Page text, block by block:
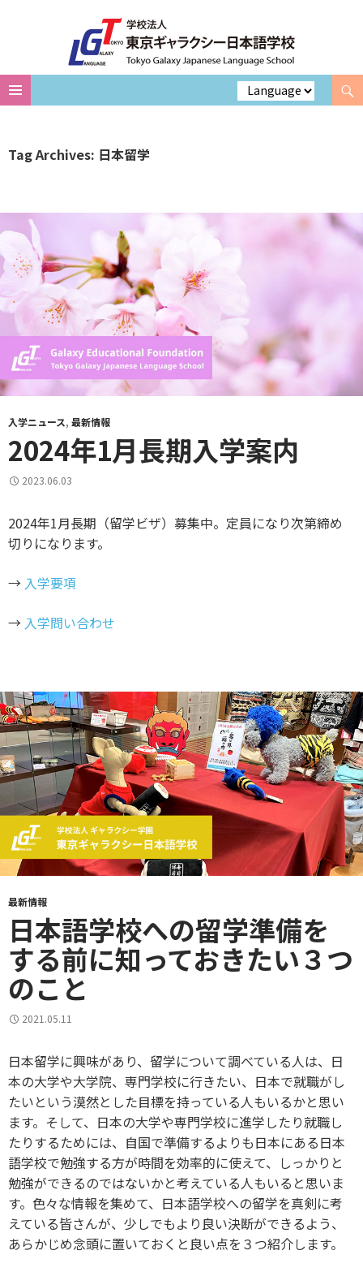
Search
Skip
content
Tag Archives: 日本留学
入学ニュース, 最新情報
2024年1月長期入学案内
2023.06.03
2024年1月長期（留学ビザ）募集中。定員になり次第締め
切りになります。
→ 入学要項
→ 入学問い合わせ
最新情報
日本語学校への留学準備を
する前に知っておきたい３つ
のこと
2021.05.11
日本留学に興味があり、留学について調べている人は、日
本の大学や大学院、専門学校に行きたい、日本で就職がし
たいという漠然とした目標を持っている人もいるかと思い
ます。そして、日本の大学や専門学校に進学したり就職し
たりするためには、自国で準備するよりも日本にある日本
語学校で勉強する方が時間を効率的に使えて、しっかりと
勉強ができるのではないかと考えている人もいると思いま
す。色々な情報を集めて、日本語学校への留学を真剣に考
えている皆さんが、少しでもより良い決断ができるよう、
あらかじめ念頭に置いておくと良い点を３つ紹介します。